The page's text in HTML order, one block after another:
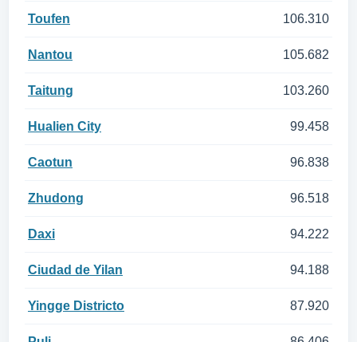
Toufen 106.310
Nantou 105.682
Taitung 103.260
Hualien City 99.458
Caotun 96.838
Zhudong 96.518
Daxi 94.222
Ciudad de Yilan 94.188
Yingge Districto 87.920